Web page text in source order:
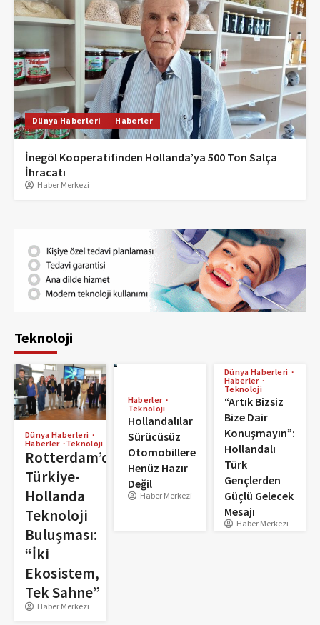
Dünya Haberleri Haberler
İnegöl Kooperatifinden Hollanda’ya 500 Ton Salça
İhracatı
Haber Merkezi
Teknoloji
Dünya Haberleri
Haberler Teknoloji
Rotterdam’da
Türkiye-
Hollanda
Teknoloji
Buluşması:
“İki
Ekosistem,
Tek Sahne”
Haber Merkezi
Haberler
Teknoloji
Hollandalılar
Sürücüsüz
Otomobillere
Henüz Hazır
Değil
Haber Merkezi
Dünya Haberleri
Haberler
Teknoloji
“Artık Bizsiz
Bize Dair
Konuşmayın”:
Hollandalı
Türk
Gençlerden
Güçlü Gelecek
Mesajı
Haber Merkezi